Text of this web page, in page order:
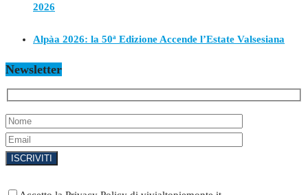
2026
Alpàa 2026: la 50ª Edizione Accende l’Estate Valsesiana
Newsletter